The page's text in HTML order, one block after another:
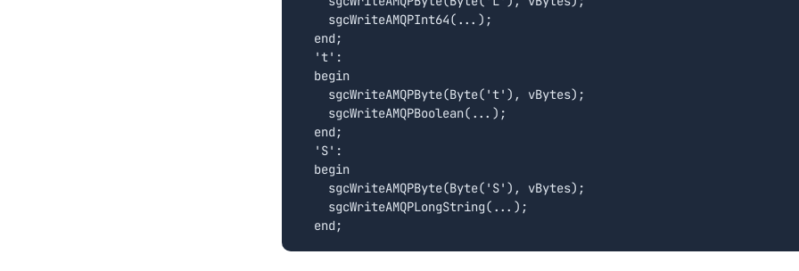
    sgcWriteAMQPInt64(...);
  end;
  't':
  begin
    sgcWriteAMQPByte(Byte('t'), vBytes);
    sgcWriteAMQPBoolean(...);
  end;
  'S':
  begin
    sgcWriteAMQPByte(Byte('S'), vBytes);
    sgcWriteAMQPLongString(...);
  end;